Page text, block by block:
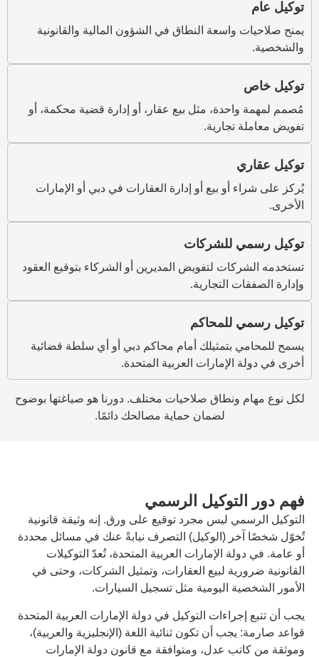
النطاق في الشؤون المالية والقانونية
مثل بيع عقار، أو إدارة قضية محكمة، أو
بيع أو إدارة العقارات في دبي أو الإمارات
لتفويض المديرين أو الشركاء بتوقيع العقود
أمام محاكم دبي أو أي سلطة قضائية
العربية المتحدة.
صلاحيات مختلف. دورنا هو صياغتها بوضوح
لضمان حماية مصالحك دائمًا.
الرسمي
ليس مجرد توقيع على ورق. إنه وثيقة قانونية
(الوكيل) التصرف نيابةً عنك في مسائل محددة
الإمارات العربية المتحدة، تُعدّ التوكيلات
لبيع العقارات، وتمثيل الشركات، وحتى في
اليومية مثل تسجيل السيارات.
التوكيل في دولة الإمارات العربية المتحدة
أن تكون ثنائية اللغة (الإنجليزية والعربية)،
عدل، ومتوافقة مع قانون دولة الإمارات